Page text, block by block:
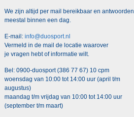
We zijn altijd per mail bereikbaar en antwoorden
meestal binnen een dag.
E-mail: info@duosport.nl
Vermeld in de mail de locatie waarover
je vragen hebt of informatie wilt.
Bel: 0900-duosport (386 77 67) 10 cpm
woensdag van 10:00 tot 14:00 uur (april t/m
augustus)
maandag t/m vrijdag van 10:00 tot 14:00 uur
(september t/m maart)